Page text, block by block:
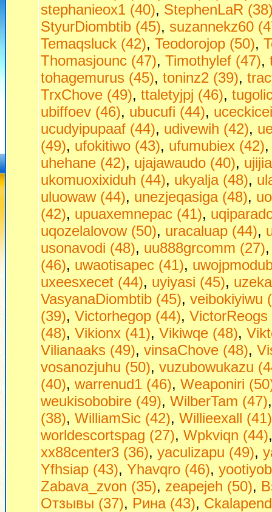
stephanieox1 (40), StephenLaR
StyurDiombtib (45), suzannekz60
Temaqsluck (42), Teodorojop (50),
Thomasjounc (47), Timothylef (47),
tohagemurus (45), toninz2 (39),
TrxChove (49), ttaletyjpj (46),
ubiffoev (46), ubucufi (44),
ucudyipupaaf (44), udivewih (42),
(49), ufokitiwo (43), ufumubiex (42)
uhehane (42), ujajawaudo (40),
ukomuoxixiduh (44), ukyalja (48),
uluowaw (44), unezjeqasiga (48),
(42), upuaxemnepac (41),
uqozelalovow (50), uracaluap (44),
usonavodi (48), uu888grcomm (27)
(46), uwaotisapec (41),
uxeesxecet (44), uyiyasi (45),
VasyanaDiombtib (45), veibokiyiwu
(39), Victorhegop (44), VictorReogs
(48), Vikionx (41), Vikiwqe (48),
Vilianaaks (49), vinsaChove (48),
vosanozjuhu (50), vuzubowukazu
(40), warrenud1 (46), Weaponiri
weukisobobire (49), WilberTam (47)
(38), WilliamSic (42), Willieexall (41)
worldescortspag (27), Wpkviqn (44)
xx88center3 (36), yaculizapu (49),
Yfhsiap (43), Yhavqro (46),
Zabava_zvon (35), zeapejeh (50),
Отзывы (37), Рина (43),